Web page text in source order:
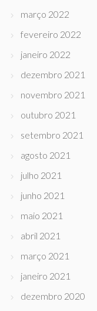
março 2022
fevereiro 2022
janeiro 2022
dezembro 2021
novembro 2021
outubro 2021
setembro 2021
agosto 2021
julho 2021
junho 2021
maio 2021
abril 2021
março 2021
janeiro 2021
dezembro 2020